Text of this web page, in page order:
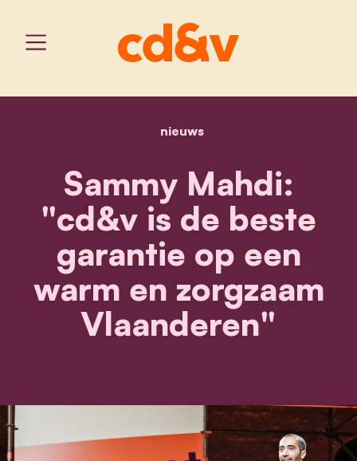
home
nieuwssammy mahdi: "cd&v is
Sammy Mahdi:
"cd&v is de beste
garantie op een
warm en zorgzaam
Vlaanderen"